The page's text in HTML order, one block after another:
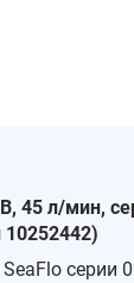
45 л/мин,
10252442)
серии